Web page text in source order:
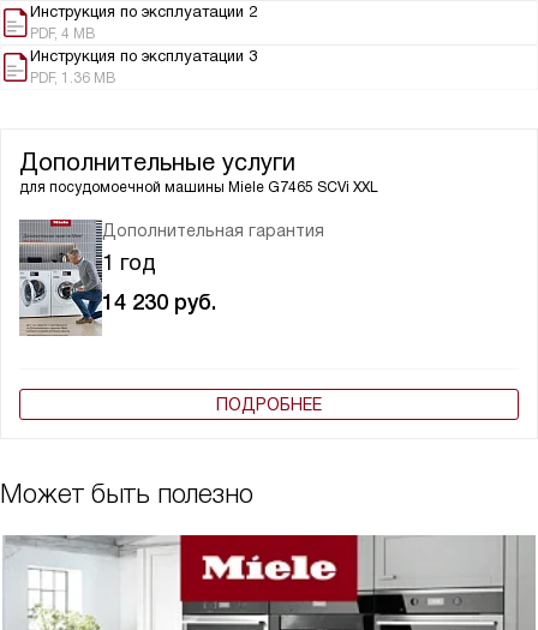
Инструкция по эксплуатации 2
PDF, 4 MB
Инструкция по эксплуатации 3
PDF, 1.36 MB
Дополнительные услуги
для посудомоечной машины Miele G7465 SCVi XXL
Дополнительная гарантия
1 год
14 230 руб.
ПОДРОБНЕЕ
Может быть полезно